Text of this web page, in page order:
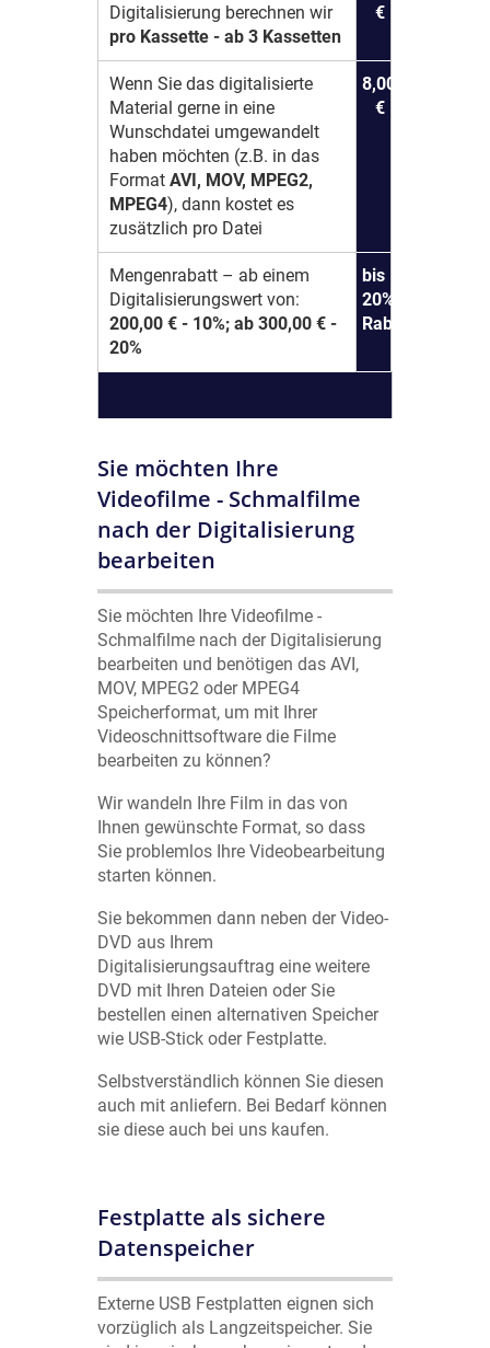
Digitalisierung berechnen wir
pro Kassette - ab 3 Kassetten
€
Wenn Sie das digitalisierte
Material gerne in eine
Wunschdatei umgewandelt
haben möchten (z.B. in das
Format AVI, MOV, MPEG2,
MPEG4), dann kostet es
zusätzlich pro Datei
8,00
€
Mengenrabatt – ab einem
Digitalisierungswert von:
200,00 € - 10%; ab 300,00 € -
20%
bis
20%
Rabatt
Sie möchten Ihre
Videofilme - Schmalfilme
nach der Digitalisierung
bearbeiten
Sie möchten Ihre Videofilme -
Schmalfilme nach der Digitalisierung
bearbeiten und benötigen das AVI,
MOV, MPEG2 oder MPEG4
Speicherformat, um mit Ihrer
Videoschnittsoftware die Filme
bearbeiten zu können?
Wir wandeln Ihre Film in das von
Ihnen gewünschte Format, so dass
Sie problemlos Ihre Videobearbeitung
starten können.
Sie bekommen dann neben der Video-
DVD aus Ihrem
Digitalisierungsauftrag eine weitere
DVD mit Ihren Dateien oder Sie
bestellen einen alternativen Speicher
wie USB-Stick oder Festplatte.
Selbstverständlich können Sie diesen
auch mit anliefern. Bei Bedarf können
sie diese auch bei uns kaufen.
Festplatte als sichere
Datenspeicher
Externe USB Festplatten eignen sich
vorzüglich als Langzeitspeicher. Sie